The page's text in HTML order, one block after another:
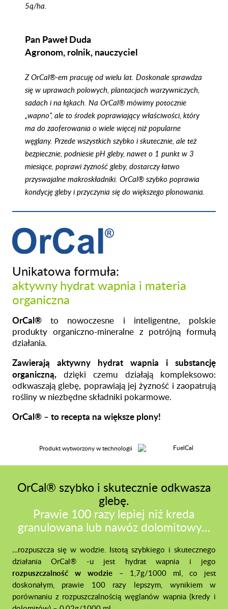
5q/ha.
Pan Paweł Duda
Agronom, rolnik, nauczyciel
Z OrCal®-em pracuję od wielu lat. Doskonale sprawdza
się w uprawach polowych, plantacjach warzywniczych,
sadach i na łąkach. Na OrCal® mówimy potocznie
„wapno”, ale to środek poprawiający właściwości, który
ma do zaoferowania o wiele więcej niż popularne
węglany. Przede wszystkich szybko i skutecznie, ale też
bezpiecznie, podniesie pH gleby, nawet o 1 punkt w 3
miesiące, poprawi żyzność gleby, dostarczy łatwo
przyswajalne makroskładniki. OrCal® szybko poprawia
kondycję gleby i przyczynia się do większego plonowania.
Unikatowa formuła:
aktywny hydrat wapnia i materia
organiczna
OrCal®to nowoczesne i inteligentne, polskie
produkty organiczno-mineralnez potrójną formułą
działania.
Zawierają aktywny hydrat wapnia i substancję
organiczną,dzięki czemu działają kompleksowo:
odkwaszają glebę, poprawiają jej żyzność i zaopatrują
rośliny w niezbędne składniki pokarmowe.
OrCal® – to recepta na większe plony!
Produkt wytworzony w technologii
OrCal® szybko i skutecznie odkwasza
glebę.
Prawie 100 razy lepiej niż kreda
granulowana lub nawóz dolomitowy…
…rozpuszcza się w wodzie. Istotą szybkiego i skutecznego
działania OrCal® -u jest hydrat wapnia i jego
rozpuszczalność w wodzie– 1,7g/1000 ml, co jest
doskonałym, prawie 100 razy lepszym, wynikiem w
porównaniu z rozpuszczalnością węglanów wapnia (kredy i